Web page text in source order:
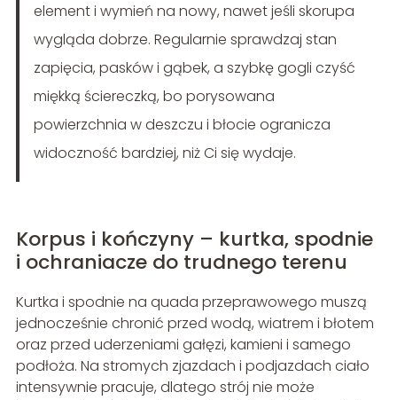
element i wymień na nowy, nawet jeśli skorupa
wygląda dobrze. Regularnie sprawdzaj stan
zapięcia, pasków i gąbek, a szybkę gogli czyść
miękką ściereczką, bo porysowana
powierzchnia w deszczu i błocie ogranicza
widoczność bardziej, niż Ci się wydaje.
Korpus i kończyny – kurtka, spodnie
i ochraniacze do trudnego terenu
Kurtka i spodnie na quada przeprawowego muszą
jednocześnie chronić przed wodą, wiatrem i błotem
oraz przed uderzeniami gałęzi, kamieni i samego
podłoża. Na stromych zjazdach i podjazdach ciało
intensywnie pracuje, dlatego strój nie może